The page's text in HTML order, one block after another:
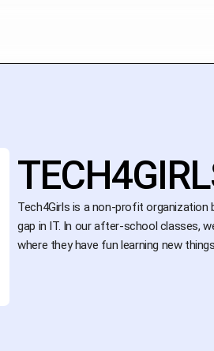
Tech4Girls is a non-profit organization
gap in IT. In our after-school classes,
where they have fun learning new